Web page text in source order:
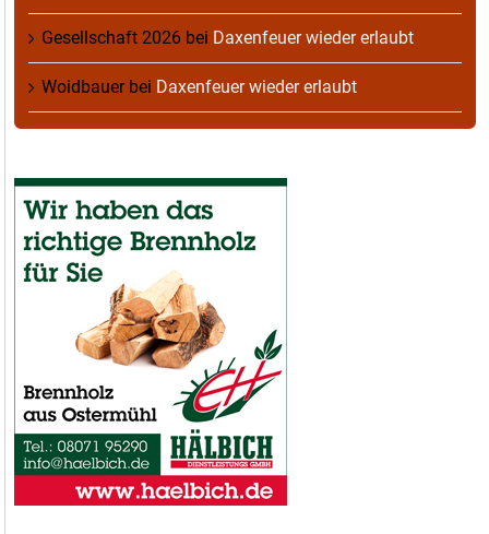
Gesellschaft 2026 bei Daxenfeuer wieder erlaubt
Woidbauerbei Daxenfeuer wieder erlaubt